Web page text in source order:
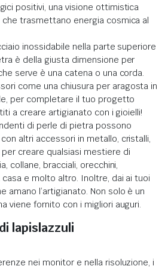
positivi, una visione ottimistica
che trasmettano energia cosmica al
inossidabile nella parte superiore
è della giusta dimensione per
serve è una catena o una corda.
come una chiusura per aragosta in
per completare il tuo progetto
a creare artigianato con i gioielli!
di perle di pietra possono
altri accessori in metallo, cristalli,
creare qualsiasi mestiere di
collane, bracciali, orecchini,
e molto altro. Inoltre, dai ai tuoi
amano l’artigianato. Non solo è un
viene fornito con i migliori auguri.
lapislazzuli
nei monitor e nella risoluzione, i